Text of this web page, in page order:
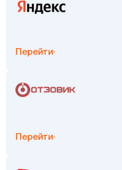
Перейти
Перейти